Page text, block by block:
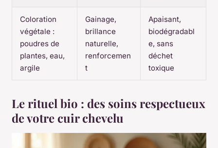
Coloration
végétale :
poudres de
plantes, eau,
argile
Gainage,
brillance
naturelle,
renforcemen
t
Apaisant,
biodégradabl
e, sans
déchet
toxique
Le rituel bio : des soins respectueux
de votre cuir chevelu